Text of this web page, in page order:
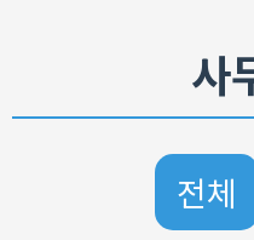
사
전체